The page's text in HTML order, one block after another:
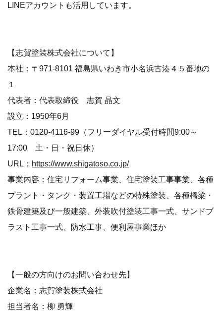
LINEアカウントも活用しています。
【志賀塗装株式会社について】
本社：〒971-8101 福島県いわき市小名浜古湊４５番地の
１
代表者：代表取締役 志賀 晶文
設立：1950年6月
TEL：0120-4116-99（フリーダイヤル受付時間9:00～
17:00 土・日・祝日休）
URL： https://www.shigatoso.co.jp/
事業内容：住宅リフォーム事業、住宅塗装工事事業、各種
プラント・タンク・装置工場などの特殊塗装、各種橋梁・
鉄骨建築及び一般建築、外装吹付塗装工事一式、サンドブ
ラスト工事一式、防水工事、便利屋事業ほか
【一般の方向けのお問い合わせ先】
企業名：志賀塗装株式会社
担当者名：柳 勇輝